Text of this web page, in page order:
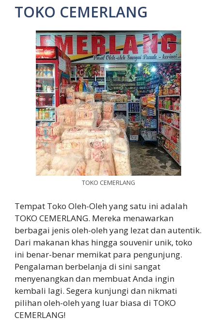
TOKO CEMERLANG
TOKO CEMERLANG
Tempat Toko Oleh-Oleh yang satu ini adalah
TOKO CEMERLANG. Mereka menawarkan
berbagai jenis oleh-oleh yang lezat dan autentik.
Dari makanan khas hingga souvenir unik, toko
ini benar-benar memikat para pengunjung.
Pengalaman berbelanja di sini sangat
menyenangkan dan membuat Anda ingin
kembali lagi. Segera kunjungi dan nikmati
pilihan oleh-oleh yang luar biasa di TOKO
CEMERLANG!